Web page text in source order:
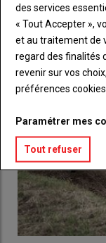
LES PLUS LUS
des services
« Tout Accepter »,
et au traitement de
regard des finalités
revenir sur vos
préférences cookies
Paramétrer mes
Tout refuser